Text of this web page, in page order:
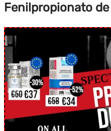
Fenilpropionato